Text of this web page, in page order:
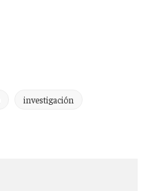
investigación